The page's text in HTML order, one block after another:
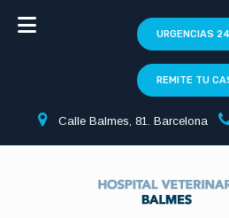
URGENCIAS
REMITE TU
Calle Balmes, 81. Barcelona